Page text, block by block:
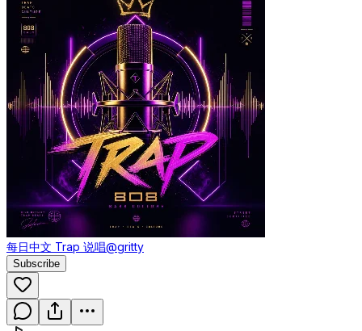
每日中文 Trap 说唱@gritty
Subscribe